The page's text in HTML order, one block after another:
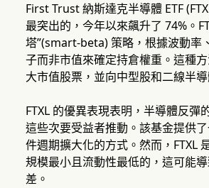
First Trust 納斯達克半導體 ETF
最突出的，今年以來飆升了 74%。
塔”(smart-beta) 策略，根據波動率
子而非市值來確定持倉權重。這種
大市值股票，並向中型股和二線半
FTXL 的優異表現表明，半導體反彈
這些次要受益者推動。該基金提供
件週期擴大化的方式。然而，FTXL
規模最小且流動性最低的，這可能
差。